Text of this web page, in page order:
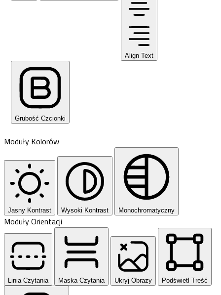
Align Text
Grubość Czcionki
Moduły Kolorów
Jasny Kontrast Wysoki Kontrast Monochromatyczny
Moduły Orientacji
Linia Czytania Maska Czytania Ukryj Obrazy Podświetl Treść